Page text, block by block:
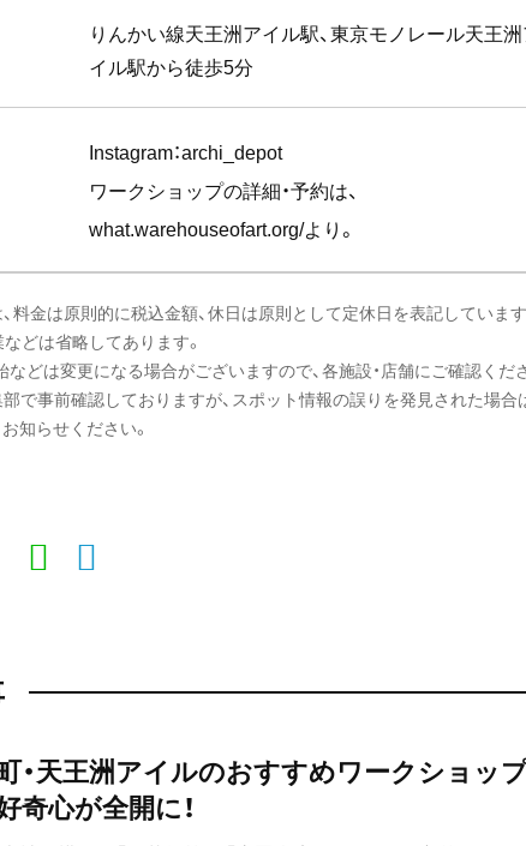
りんかい線天王洲アイル駅、東京モノレール天王
イル駅から徒歩5分
Instagram：archi_depot
ワークショップの詳細・予約は、
what.warehouseofart.org/より。
料金は原則的に税込金額、休日は原則として定休日を表記しています
どは省略してあります。
などは変更になる場合がございますので、各施設・店舗にご確認くだ
で事前確認しておりますが、スポット情報の誤りを発見された場合
知らせください。
・天王洲アイルのおすすめワークショッ
奇心が全開に！